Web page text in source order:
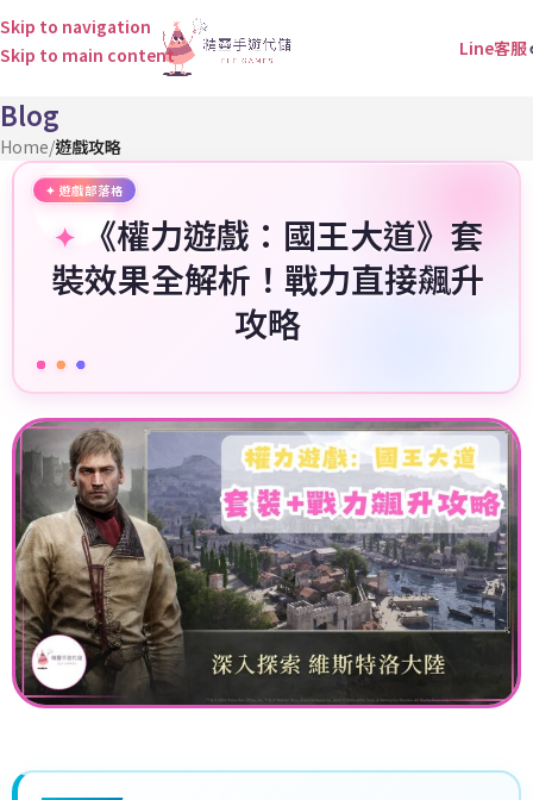
Skip to navigation
Skip to main content
Line客服
Blog
Home/遊戲攻略
《權力遊戲：國王大道》套
裝效果全解析！戰力直接飆升
攻略